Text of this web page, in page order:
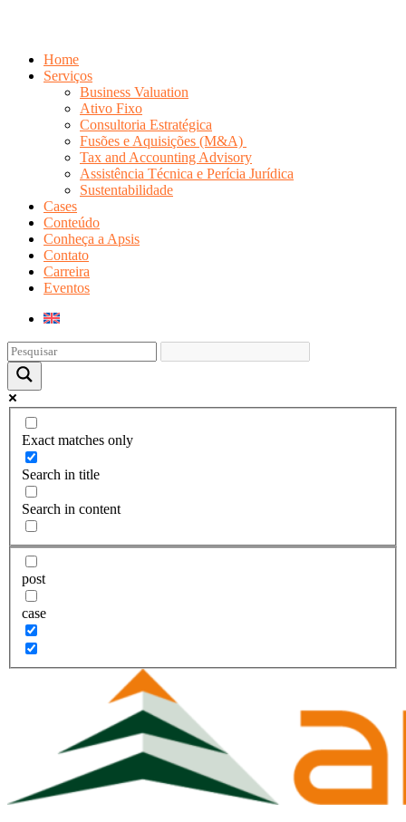
Home
Serviços
Business Valuation
Ativo Fixo
Consultoria Estratégica
Fusões e Aquisições (M&A)
Tax and Accounting Advisory
Assistência Técnica e Perícia Jurídica
Sustentabilidade
Cases
Conteúdo
Conheça a Apsis
Contato
Carreira
Eventos
Exact matches only
Search in title
Search in content
post
case